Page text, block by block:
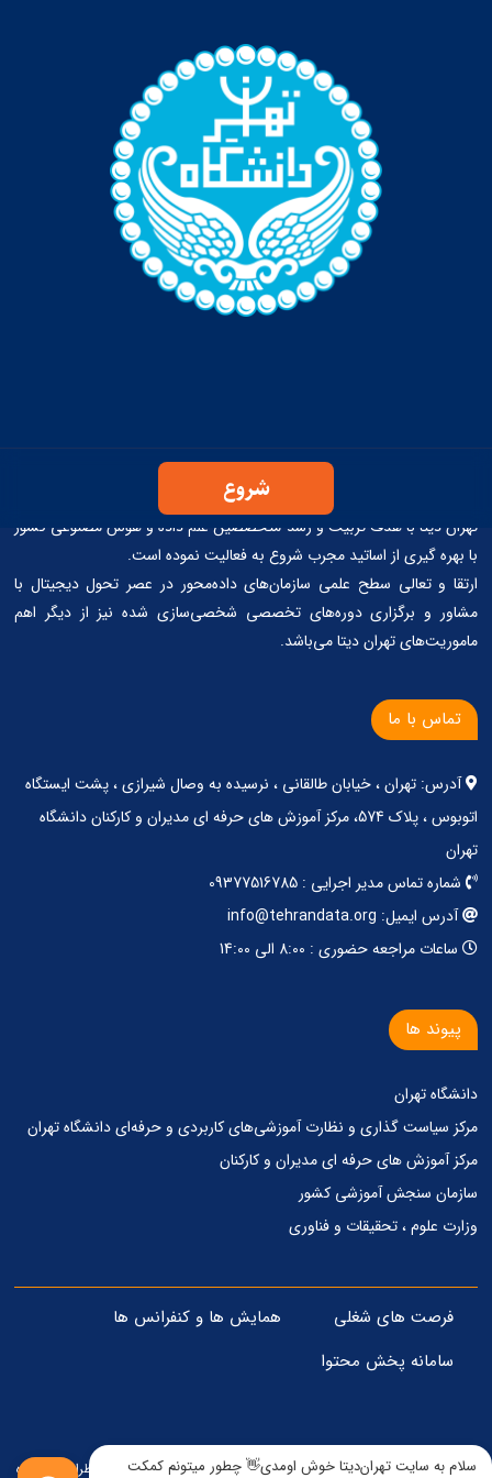
دوره جامع علم داده و هوش مصنوعی دانشگاه تهران
تهران دیتا با هدف تربیت و رشد متخصصین علم داده و هوش مصنوعی کشور
با بهره گیری از اساتید مجرب شروع به فعالیت نموده است.
ارتقا و تعالی سطح علمی سازمان‌های داده‌محور در عصر تحول دیجیتال با
مشاور و برگزاری دوره‌های تخصصی شخصی‌سازی شده نیز از دیگر اهم
ماموریت‌های تهران دیتا می‌باشد.
تماس با ما
آدرس: تهران ، خیابان طالقانی ، نرسیده به وصال شیرازی ، پشت ایستگاه
اتوبوس ، پلاک 574، مرکز آموزش های حرفه ای مدیران و کارکنان دانشگاه
تهران
شماره تماس مدیر اجرایی : 09377516785
آدرس ایمیل: info@tehrandata.org
ساعات مراجعه حضوری : 8:00 الی 14:00
پیوند ها
دانشگاه تهران
مرکز‌ سیاست گذاری‌ و‌ نظارت آموزشی‌های کاربردی‌ و‌ حرفه‌ای دانشگاه تهران
مرکز آموزش های حرفه ای مدیران و کارکنان
سازمان سنجش آموزشی کشور
وزارت علوم ، تحقیقات و فناوری
فرصت های شغلی
همایش ها و کنفرانس ها
سامانه پخش محتوا
© تمامی حقوق مادی و معنوی برای این وبسایت محفوظ است - 1405 . طراحی و پیاده
سلام به سایت تهران‌دیتا خوش اومدی👋 چطور میتونم کمکت